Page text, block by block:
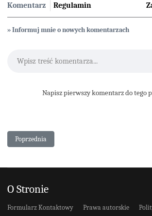
Komentarz Regulamin
» Informuj mnie o nowych komentarzach
Wpisz treść komentarza...
Napisz pierwszy komentarz do tego
Poprzednia strona: Brownies z serem i
Poprzednia
O Stronie
Formularz Kontaktowy Prawa autorskie